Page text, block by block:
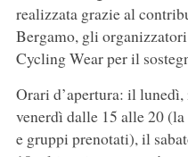
realizzata grazie al
Bergamo, gli
Cycling Wear per il
Orari d’apertura: il
venerdì dalle 15 alle 20
e gruppi prenotati), il